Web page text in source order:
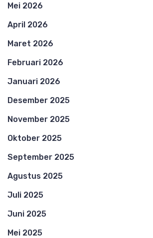
Mei 2026
April 2026
Maret 2026
Februari 2026
Januari 2026
Desember 2025
November 2025
Oktober 2025
September 2025
Agustus 2025
Juli 2025
Juni 2025
Mei 2025